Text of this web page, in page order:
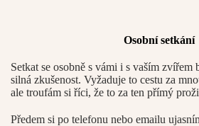
Osobní setkání
Setkat se osobně s vámi i s vaším zvířem
silná zkušenost. Vyžaduje to cestu za
ale troufám si říci, že to za ten přímý
Předem si po telefonu nebo emailu